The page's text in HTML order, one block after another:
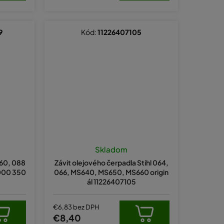
088
350
Závit olejového čerpadla Stihl 064,
066, MS640, MS650, MS660 origin
ál 11226407105
Skladom
€6,83 bez DPH
€8,40
Kód:11226407105